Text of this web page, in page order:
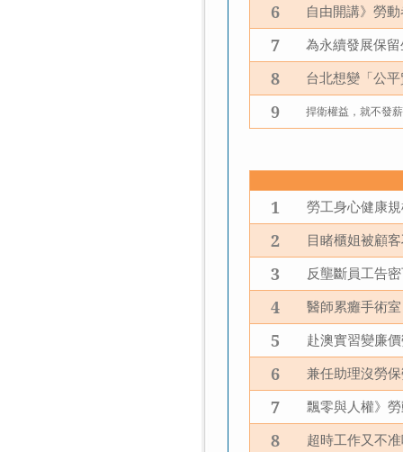
6 自由開講》勞
7 為永續發展保
8 台北想變「公
9 捍衛權益，就不發
1 勞工身心健康
2 目睹櫃姐被顧
3 反壟斷員工告
4 醫師累癱手術
5 赴澳實習變廉
6 兼任助理沒勞
7 飄零與人權》
8 超時工作又不